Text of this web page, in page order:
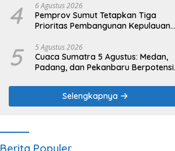
4 6 Agustus 2026
Pemprov Sumut Tetapkan Tiga
Prioritas Pembangunan Kepulauan
5 5 Agustus 2026
Cuaca Sumatra 5 Agustus: Medan,
Padang, dan Pekanbaru Berpotensi
Selengkapnya